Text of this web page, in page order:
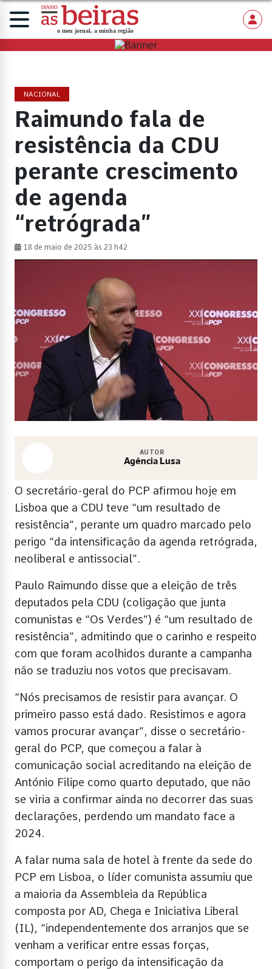
NACIONAL
Raimundo fala de
resistência da CDU
perante crescimento
de agenda
“retrógrada”
18 de maio de 2025 às 23 h42
AUTOR
Agência Lusa
O secretário-geral do PCP afirmou hoje em
Lisboa que a CDU teve “um resultado de
resistência”, perante um quadro marcado pelo
perigo “da intensificação da agenda retrógrada,
neoliberal e antissocial”.
Paulo Raimundo disse que a eleição de três
deputados pela CDU (coligação que junta
comunistas e “Os Verdes”) é “um resultado de
resistência”, admitindo que o carinho e respeito
com que foram acolhidos durante a campanha
não se traduziu nos votos que precisavam.
“Nós precisamos de resistir para avançar. O
primeiro passo está dado. Resistimos e agora
vamos procurar avançar”, disse o secretário-
geral do PCP, que começou a falar à
comunicação social acreditando na eleição de
António Filipe como quarto deputado, que não
se viria a confirmar ainda no decorrer das suas
declarações, perdendo um mandato face a
2024.
A falar numa sala de hotel à frente da sede do
PCP em Lisboa, o líder comunista assumiu que
a maioria da Assembleia da República
composta por AD, Chega e Iniciativa Liberal
(IL), “independentemente dos arranjos que se
venham a verificar entre essas forças,
comportam o perigo da intensificação da